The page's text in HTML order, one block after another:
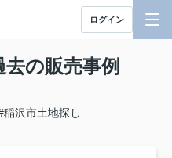
ログイン
去の販売事例
稲沢市土地探し